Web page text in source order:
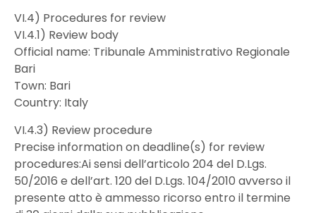
VI.4) Procedures for review
VI.4.1) Review body
Official name: Tribunale Amministrativo Regionale
Bari
Town: Bari
Country: Italy
VI.4.3) Review procedure
Precise information on deadline(s) for review
procedures:Ai sensi dell’articolo 204 del D.Lgs.
50/2016 e dell’art. 120 del D.Lgs. 104/2010 avverso il
presente atto è ammesso ricorso entro il termine